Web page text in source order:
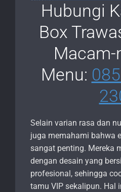
Hubungi
Box
Menu:
Selain varian rasa dan
juga memahami bahwa
sangat penting. Mereka
dengan desain yang
profesional, sehingga
tamu VIP sekalipun. Hal